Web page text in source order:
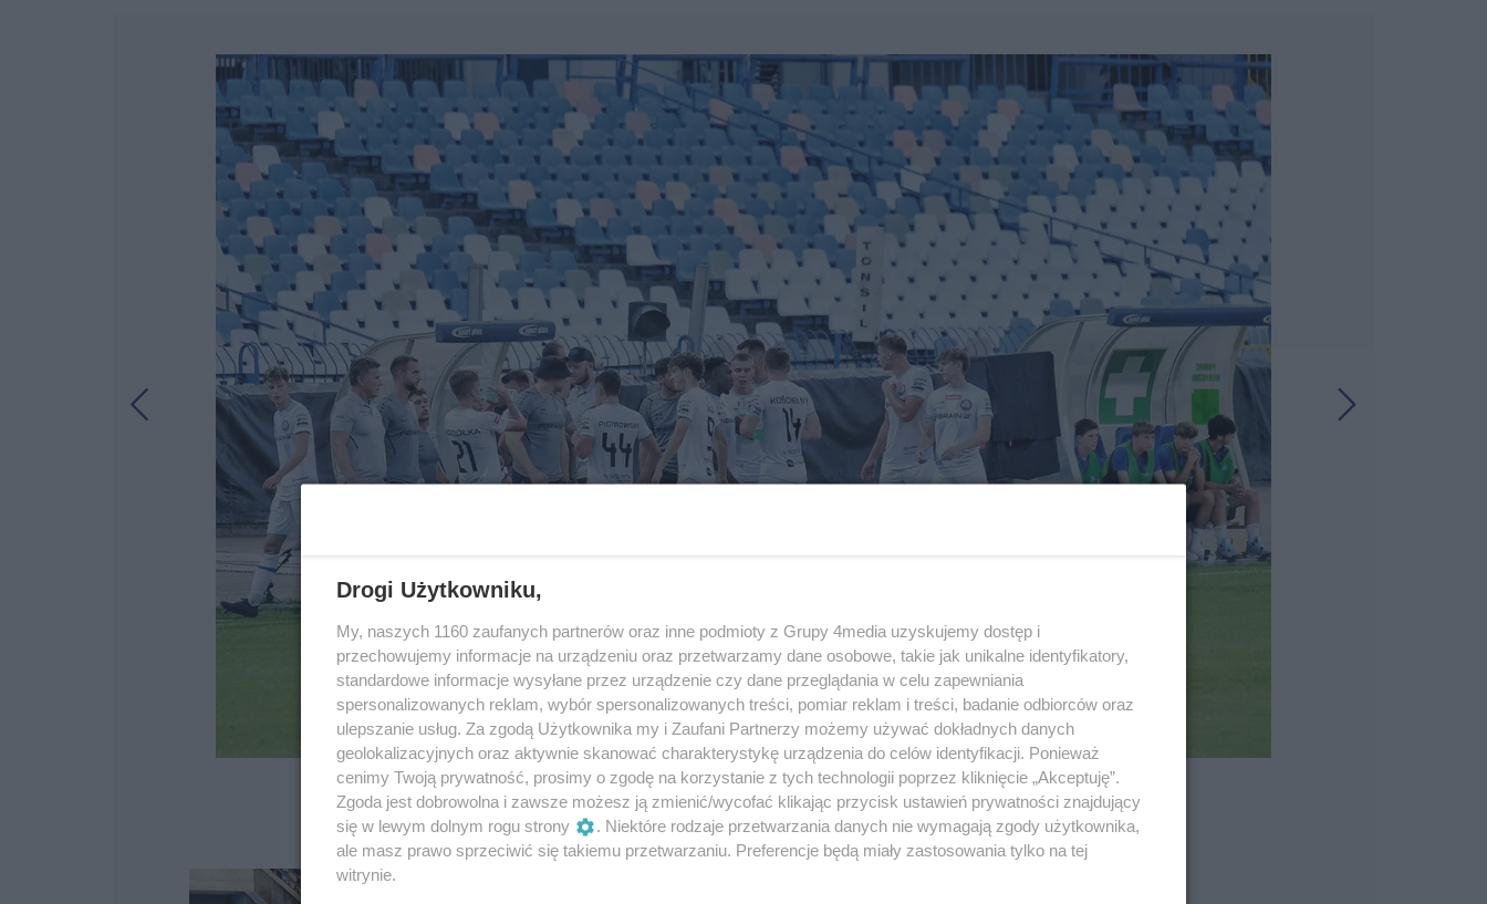
25 / 36
Drogi Użytkowniku,
My, naszych 1160 zaufanych partnerów oraz inne podmioty z Grupy 4media uzyskujemy dostęp i
przechowujemy informacje na urządzeniu oraz przetwarzamy dane osobowe, takie jak unikalne identyfikatory,
standardowe informacje wysyłane przez urządzenie czy dane przeglądania w celu zapewniania
spersonalizowanych reklam, wybór spersonalizowanych treści, pomiar reklam i treści, badanie odbiorców oraz
ulepszanie usług. Za zgodą Użytkownika my i Zaufani Partnerzy możemy używać dokładnych danych
geolokalizacyjnych oraz aktywnie skanować charakterystykę urządzenia do celów identyfikacji. Ponieważ
cenimy Twoją prywatność, prosimy o zgodę na korzystanie z tych technologii poprzez kliknięcie „Akceptuję”.
Zgoda jest dobrowolna i zawsze możesz ją zmienić/wycofać klikając przycisk ustawień prywatności znajdujący
się w lewym dolnym rogu strony
. Niektóre rodzaje przetwarzania danych nie wymagają zgody użytkownika,
ale masz prawo sprzeciwić się takiemu przetwarzaniu. Preferencje będą miały zastosowania tylko na tej
witrynie.